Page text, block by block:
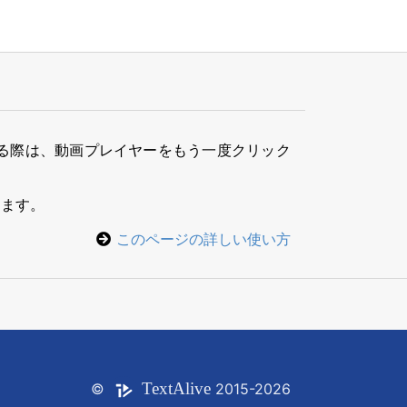
は、動画プレイヤーをもう一度クリック
す。
このページの詳しい使い方
© TextAlive2015-2026